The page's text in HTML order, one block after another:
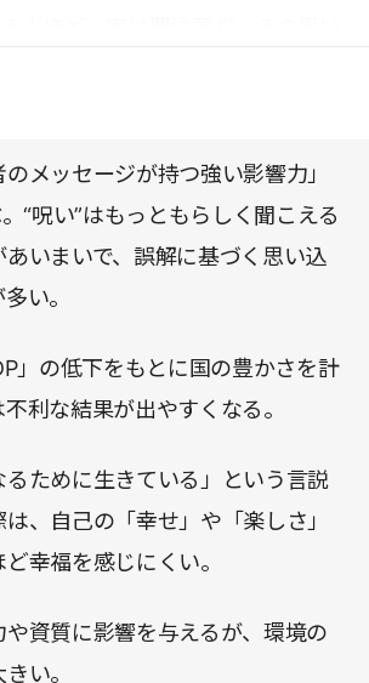
メッセージが持つ強い影響力」
“呪い”はもっともらしく聞こえる
いまいで、誤解に基づく思い込
い。
」の低下をもとに国の豊かさを計
利な結果が出やすくなる。
るために生きている」という言説
、自己の「幸せ」や「楽しさ」
幸福を感じにくい。
資質に影響を与えるが、環境の
い。